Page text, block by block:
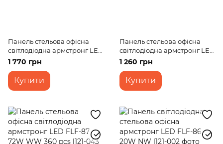
Панель стельова офісна
світлодіодна армстронг LED
FLF-87 48W WW
1 770 грн
Купити
Панель стельова офісна
світлодіодна армстронг LED
FLF-87 48W CW
1 260 грн
Купити